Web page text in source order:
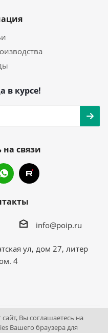
в курсе!
на связи
info@poip.ru
ул, дом 27, литер
4
Интернет
Вы соглашаетесь на
Вашего браузера для